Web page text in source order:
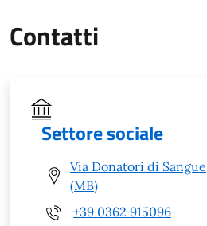
Contatti
Settore sociale
Via Donatori di
(MB)
+39 0362 915096